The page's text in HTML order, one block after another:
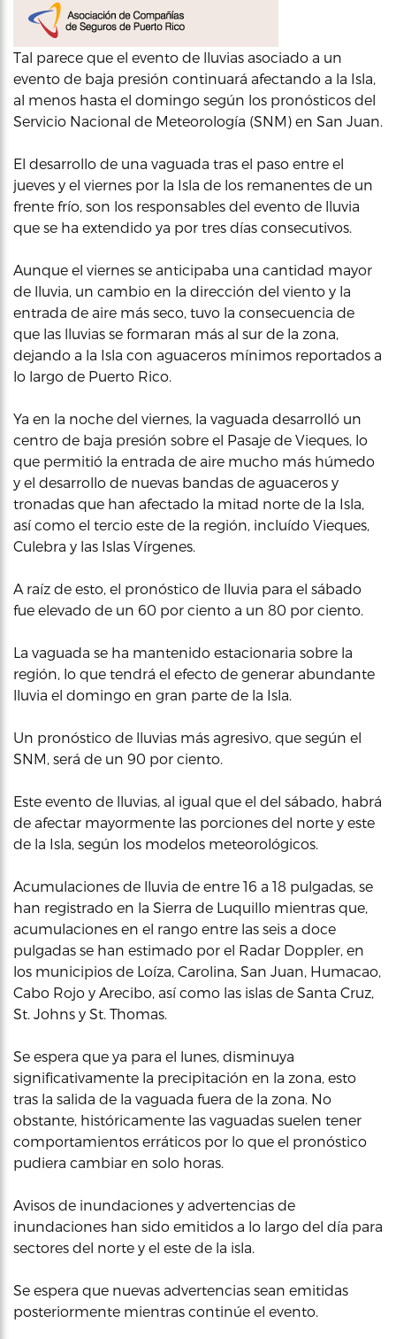
Tal parece que el evento de lluvias asociado a un
evento de baja presión continuará afectando a la Isla,
al menos hasta el domingo según los pronósticos del
Servicio Nacional de Meteorología (SNM) en San Juan.
El desarrollo de una vaguada tras el paso entre el
jueves y el viernes por la Isla de los remanentes de un
frente frío, son los responsables del evento de lluvia
que se ha extendido ya por tres días consecutivos.
Aunque el viernes se anticipaba una cantidad mayor
de lluvia, un cambio en la dirección del viento y la
entrada de aire más seco, tuvo la consecuencia de
que las lluvias se formaran más al sur de la zona,
dejando a la Isla con aguaceros mínimos reportados a
lo largo de Puerto Rico.
Ya en la noche del viernes, la vaguada desarrolló un
centro de baja presión sobre el Pasaje de Vieques, lo
que permitió la entrada de aire mucho más húmedo
y el desarrollo de nuevas bandas de aguaceros y
tronadas que han afectado la mitad norte de la Isla,
así como el tercio este de la región, incluído Vieques,
Culebra y las Islas Vírgenes.
A raíz de esto, el pronóstico de lluvia para el sábado
fue elevado de un 60 por ciento a un 80 por ciento.
La vaguada se ha mantenido estacionaria sobre la
región, lo que tendrá el efecto de generar abundante
lluvia el domingo en gran parte de la Isla.
Un pronóstico de lluvias más agresivo, que según el
SNM, será de un 90 por ciento.
Este evento de lluvias, al igual que el del sábado, habrá
de afectar mayormente las porciones del norte y este
de la Isla, según los modelos meteorológicos.
Acumulaciones de lluvia de entre 16 a 18 pulgadas, se
han registrado en la Sierra de Luquillo mientras que,
acumulaciones en el rango entre las seis a doce
pulgadas se han estimado por el Radar Doppler, en
los municipios de Loíza, Carolina, San Juan, Humacao,
Cabo Rojo y Arecibo, así como las islas de Santa Cruz,
St. Johns y St. Thomas.
Se espera que ya para el lunes, disminuya
significativamente la precipitación en la zona, esto
tras la salida de la vaguada fuera de la zona. No
obstante, históricamente las vaguadas suelen tener
comportamientos erráticos por lo que el pronóstico
pudiera cambiar en solo horas.
Avisos de inundaciones y advertencias de
inundaciones han sido emitidos a lo largo del día para
sectores del norte y el este de la isla.
Se espera que nuevas advertencias sean emitidas
posteriormente mientras continúe el evento.